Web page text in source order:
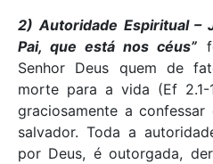
2) Autoridade Espiritual –
Pai, que está nos céus”
Senhor Deus quem de
morte para a vida (Ef
graciosamente a
salvador. Toda a
por Deus, é outorgada,